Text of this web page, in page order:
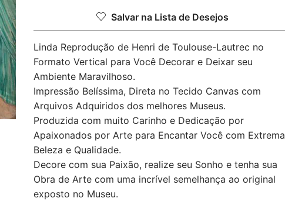
Salvar na Lista de Desejos
Linda Reprodução de Henri de Toulouse-Lautrec no
Formato Vertical para Você Decorar e Deixar seu
Ambiente Maravilhoso.
Impressão Belíssima, Direta no Tecido Canvas com
Arquivos Adquiridos dos melhores Museus.
Produzida com muito Carinho e Dedicação por
Apaixonados por Arte para Encantar Você com Extrema
Beleza e Qualidade.
Decore com sua Paixão, realize seu Sonho e tenha sua
Obra de Arte com uma incrível semelhança ao original
exposto no Museu.